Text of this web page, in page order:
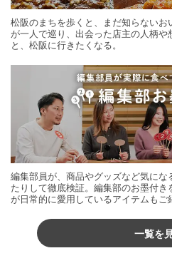
松阪のまちを歩くと、まだ知らない
が一人で巡り、出会った店主の人柄
と、松阪に行きたくなる。
編集部員が、商品やグッズなど気に
たりして徹底検証。編集部のお墨付
が日常的に愛用しているアイテムもご
一覧を